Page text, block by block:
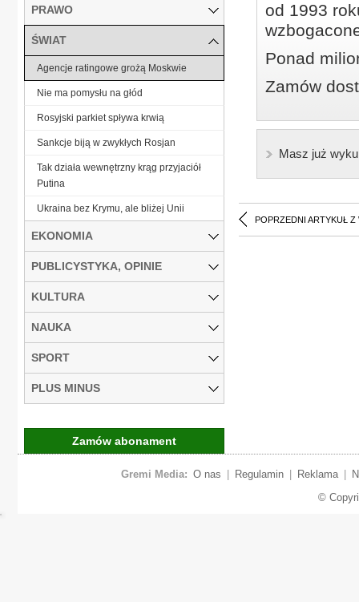
od 1993
Ponad
Zamów
Masz już
POPRZEDNI ARTYKUŁ Z
PRAWO
ŚWIAT
Agencje ratingowe grożą Moskwie
Nie ma pomysłu na głód
Rosyjski parkiet spływa krwią
Sankcje biją w zwykłych Rosjan
Tak działa wewnętrzny krąg przyjaciół
Putina
Ukraina bez Krymu, ale bliżej Unii
EKONOMIA
PUBLICYSTYKA, OPINIE
KULTURA
NAUKA
SPORT
PLUS MINUS
Zamów abonament
Gremi Media: O nas Regulamin Reklama
©